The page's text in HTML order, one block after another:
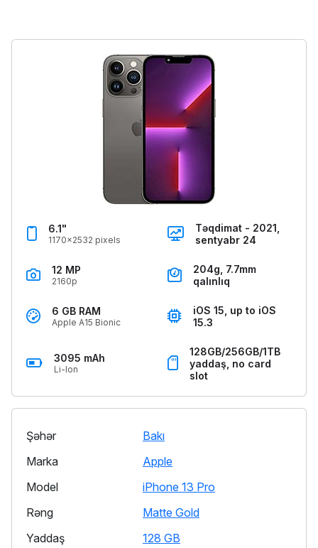
6.1"
1170x2532 pixels
Təqdimat - 2021,
sentyabr 24
12 MP
2160p
204g, 7.7mm
qalınlıq
6 GB RAM
Apple A15 Bionic
iOS 15, up to iOS
15.3
3095 mAh
Li-Ion
128GB/256GB/1TB
yaddaş, no card
slot
Şəhər
Bakı
Marka
Apple
Model
iPhone 13 Pro
Rəng
Matte Gold
Yaddaş
128 GB